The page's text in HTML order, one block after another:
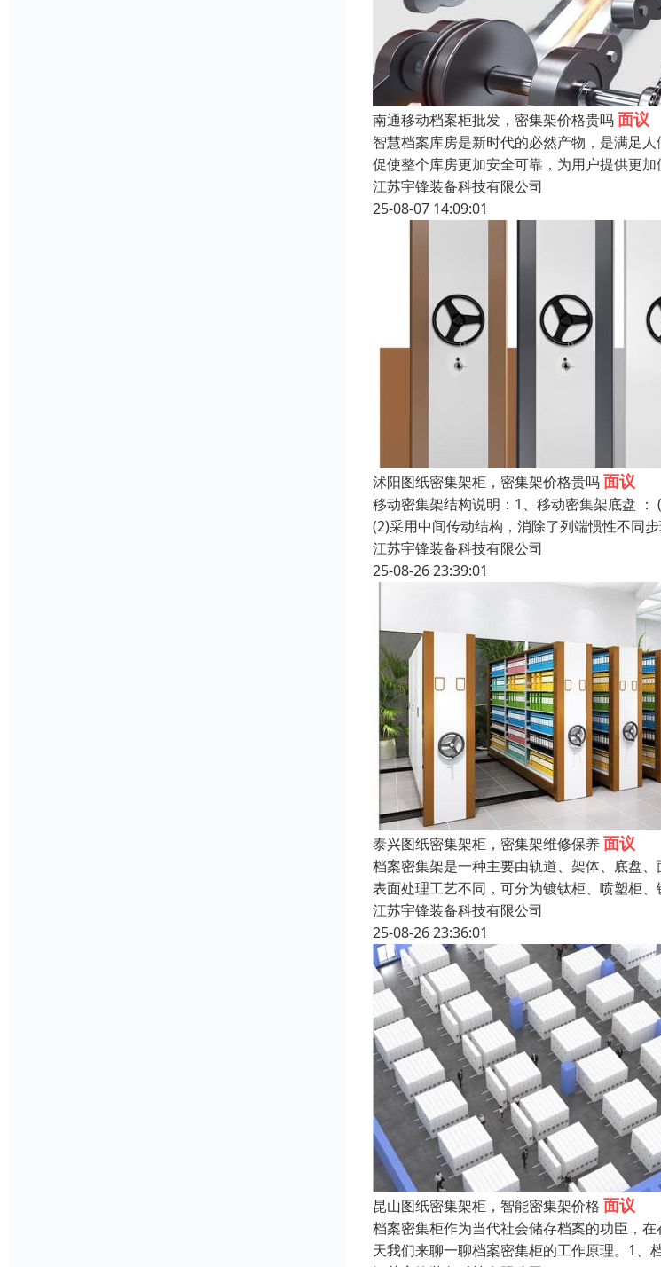
南通移动档案柜批发，密集架价格贵吗面议
智慧档案库房是新时代的必然产物，是满足
促使整个库房更加安全可靠，为用户提供更
江苏宇锋装备科技有限公司
25-08-07 14:09:01
沭阳图纸密集架柜，密集架价格贵吗面议
移动密集架结构说明：1、移动密集架底盘
(2)采用中间传动结构，消除了列端惯性不同
江苏宇锋装备科技有限公司
25-08-26 23:39:01
泰兴图纸密集架柜，密集架维修保养面议
档案密集架是一种主要由轨道、架体、底盘
表面处理工艺不同，可分为镀钛柜、喷塑柜
江苏宇锋装备科技有限公司
25-08-26 23:36:01
昆山图纸密集架柜，智能密集架价格 面议
档案密集柜作为当代社会储存档案的功臣，
天我们来聊一聊档案密集柜的工作原理。1、